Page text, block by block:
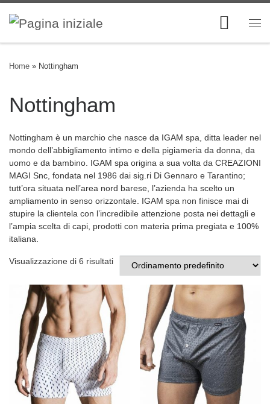
Skip to content
Home » Nottingham
Nottingham
Nottingham è un marchio che nasce da IGAM spa, ditta leader nel
mondo dell’abbigliamento intimo e della pigiameria da donna, da
uomo e da bambino. IGAM spa origina a sua volta da CREAZIONI
MAGI Snc, fondata nel 1986 dai sig.ri Di Gennaro e Tarantino;
tutt’ora situata nell’area nord barese, l’azienda ha scelto un
ampliamento in senso orizzontale. IGAM spa non finisce mai di
stupire la clientela con l’incredibile attenzione posta nei dettagli e
l’ampia scelta di capi, prodotti con materia prima pregiata e 100%
italiana.
Visualizzazione di 6 risultati